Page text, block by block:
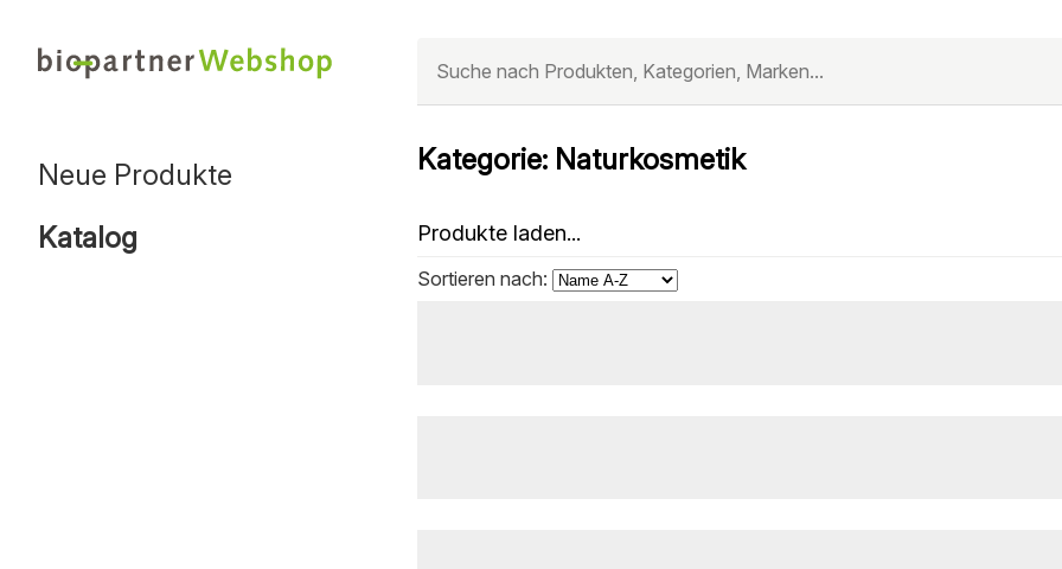
Neue Produkte
Katalog
Kategorie: Naturkosmetik
Produkte laden...
Sortieren nach: